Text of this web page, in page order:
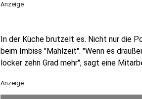
Anzeige
In der Küche brutzelt es. Nicht nur die
beim Imbiss "Mahlzeit". "Wenn es
locker zehn Grad mehr", sagt eine
Anzeige